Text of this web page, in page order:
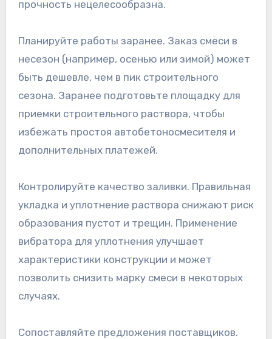
прочность нецелесообразна.
Планируйте работы заранее. Заказ смеси в
несезон (например, осенью или зимой) может
быть дешевле, чем в пик строительного
сезона. Заранее подготовьте площадку для
приемки строительного раствора, чтобы
избежать простоя автобетоносмесителя и
дополнительных платежей.
Контролируйте качество заливки. Правильная
укладка и уплотнение раствора снижают риск
образования пустот и трещин. Применение
вибратора для уплотнения улучшает
характеристики конструкции и может
позволить снизить марку смеси в некоторых
случаях.
Сопоставляйте предложения поставщиков.